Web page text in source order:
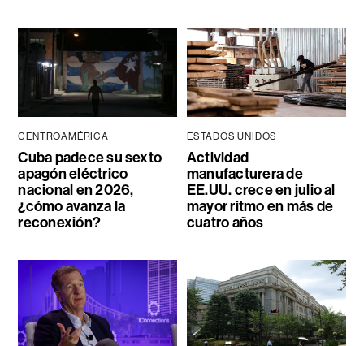
CENTROAMÉRICA
Cuba padece su sexto
apagón eléctrico
nacional en 2026,
¿cómo avanza la
reconexión?
ESTADOS UNIDOS
Actividad
manufacturera de
EE.UU. crece en julio al
mayor ritmo en más de
cuatro años